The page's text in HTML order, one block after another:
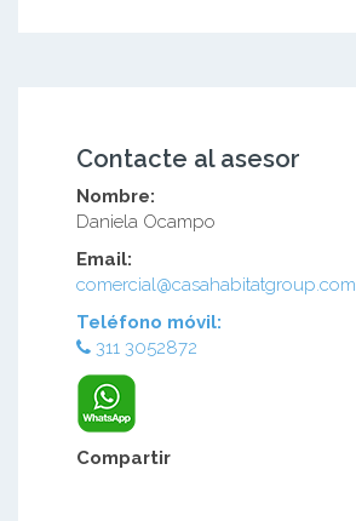
Contacte al asesor
Nombre:
Daniela Ocampo
Email:
comercial@casahabitatgroup.com
Teléfono móvil:
311 3052872
Compartir